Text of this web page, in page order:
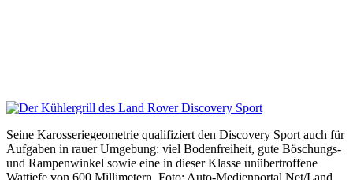
Seine Karosseriegeometrie qualifiziert den Discovery Sport auch für
Aufgaben in rauer Umgebung: viel Bodenfreiheit, gute Böschungs-
und Rampenwinkel sowie eine in dieser Klasse unübertroffene
Wattiefe von 600 Millimetern. Foto: Auto-Medienportal.Net/Land